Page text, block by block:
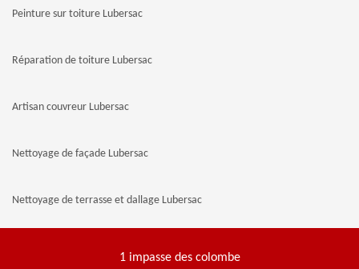
Peinture sur toiture Lubersac
Réparation de toiture Lubersac
Artisan couvreur Lubersac
Nettoyage de façade Lubersac
Nettoyage de terrasse et dallage Lubersac
1 impasse des colombe